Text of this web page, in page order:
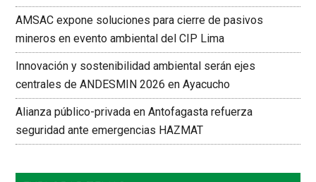
AMSAC expone soluciones para cierre de pasivos
mineros en evento ambiental del CIP Lima
Innovación y sostenibilidad ambiental serán ejes
centrales de ANDESMIN 2026 en Ayacucho
Alianza público-privada en Antofagasta refuerza
seguridad ante emergencias HAZMAT